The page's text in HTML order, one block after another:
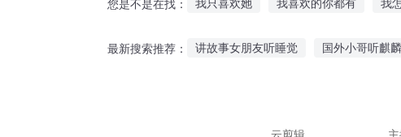
您是不是在找： 我只喜欢她 我喜欢的你都有 我
最新搜索推荐： 讲故事女朋友听睡觉 国外小哥听麒
云剪辑